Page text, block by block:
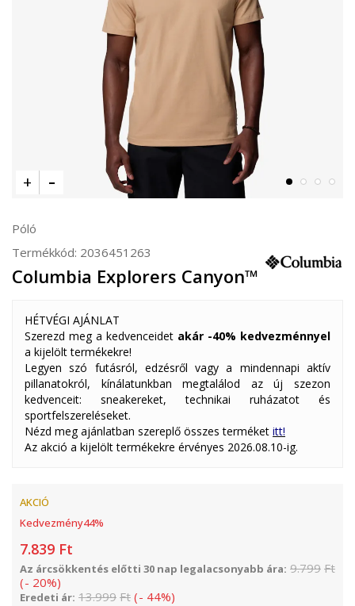
Póló
Termékkód: 2036451263
Columbia Explorers Canyon™
HÉTVÉGI AJÁNLAT
Szerezd meg a kedvenceidet akár -40% kedvezménnyel
a kijelölt termékekre!
Legyen szó futásról, edzésről vagy a mindennapi aktív
pillanatokról, kínálatunkban megtalálod az új szezon
kedvenceit: sneakereket, technikai ruházatot és
sportfelszereléseket.
Nézd meg ajánlatban szereplő összes terméket itt!
Az akció a kijelölt termékekre érvényes 2026.08.10-ig.
AKCIÓ
Kedvezmény44%
7.839 Ft
Az árcsökkentés előtti 30 nap legalacsonyabb ára: 9.799 Ft
(- 20%)
Eredeti ár: 13.999 Ft (- 44%)